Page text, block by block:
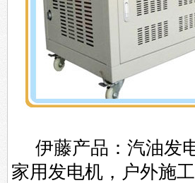
伊藤产品：汽油发
家用发电机，户外施